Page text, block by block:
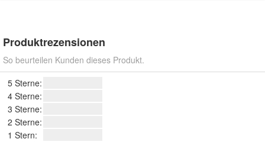
Produktrezensionen
So beurteilen Kunden dieses Produkt.
5 Sterne:
4 Sterne:
3 Sterne:
2 Sterne:
1 Stern: